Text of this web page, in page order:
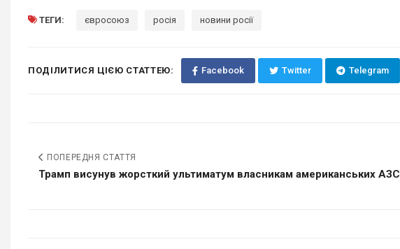
ТЕГИ: євросоюз росія новини росії
ПОДІЛИТИСЯ ЦІЄЮ СТАТТЕЮ: Facebook Twitter Telegram
ПОПЕРЕДНЯ СТАТТЯ
Трамп висунув жорсткий ультиматум власникам американських АЗС